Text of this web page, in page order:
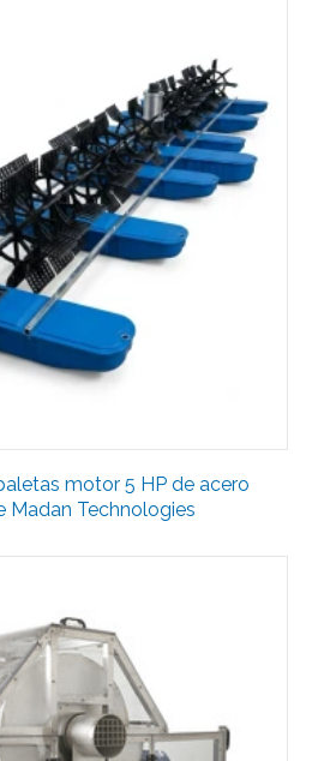
motor 5 HP de acero
Madan Technologies